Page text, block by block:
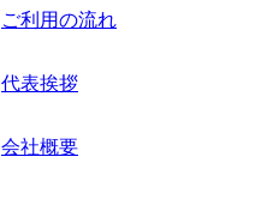
ご利用の流れ
代表挨拶
会社概要